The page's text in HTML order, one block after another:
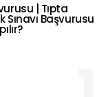
| Tıpta
Sınavı Başvurusu